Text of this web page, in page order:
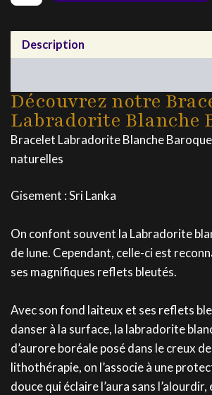
Blanche
Description
Découvrez notre
Labradorite Blanche
Bracelet Labradorite Blanche
naturelles
Gisement : Sri Lanka
On confont souvent la Labradorite
de lune. Cependant, celle-ci est
ses magnifiques reflets bleutés.
Avec son fond laiteux et ses reflets
danser à la surface, la labradorite
d’aurore boréale posé dans le creux de
lithothérapie, on l’associe à une
douce qui éclaire l’aura sans